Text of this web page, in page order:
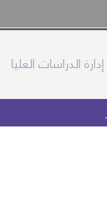
إدارة الدراسات العليا